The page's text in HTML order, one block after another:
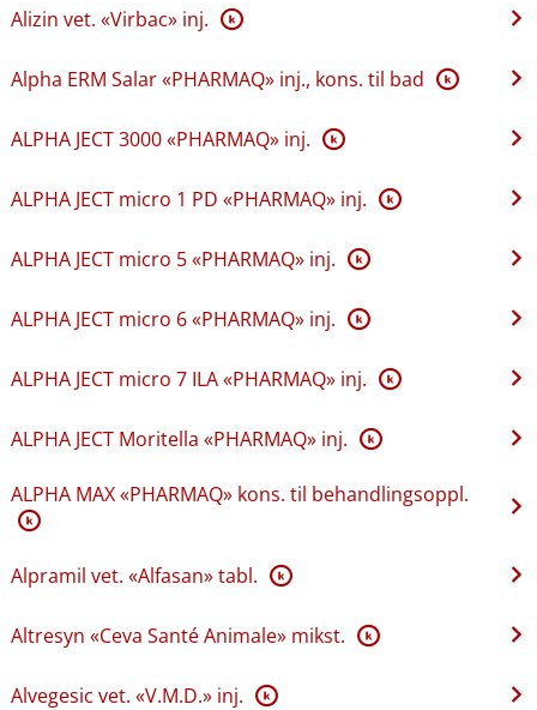
Alizin vet. «Virbac» inj. K
Alpha ERM Salar «PHARMAQ» inj., kons. til bad K
ALPHA JECT 3000 «PHARMAQ» inj. K
ALPHA JECT micro 1 PD «PHARMAQ» inj. K
ALPHA JECT micro 5 «PHARMAQ» inj. K
ALPHA JECT micro 6 «PHARMAQ» inj. K
ALPHA JECT micro 7 ILA «PHARMAQ» inj. K
ALPHA JECT Moritella «PHARMAQ» inj. K
ALPHA MAX «PHARMAQ» kons. til behandlingsoppl.
K
Alpramil vet. «Alfasan» tabl. K
Altresyn «Ceva Santé Animale» mikst. K
Alvegesic vet. «V.M.D.» inj. K